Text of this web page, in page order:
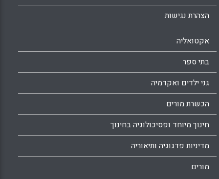
הצהרת נגישות
אקטואליה
בתי ספר
גני ילדים ואקדמיה
הכשרת מורים
חינוך מיוחד ופסיכולוגיה בחינוך
מדיניות פדגוגיה ותיאוריה
מורים